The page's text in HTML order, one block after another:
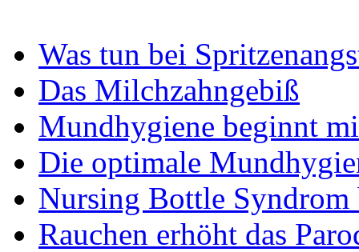
Was tun bei
Das Milchzahngebiß
Mundhygiene beginnt
Die optimale
Nursing Bottle
Rauchen erhöht das